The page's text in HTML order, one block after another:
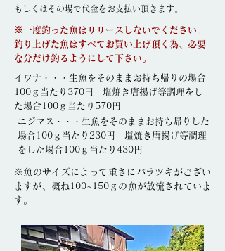
もしくはその場で代金をお支払い頂きます。
※一度釣った魚はリリースしないでください。
釣り上げた魚はすべてお買い上げ頂く為、必要
な分だけ釣るようにして下さい。
イワナ・・・生魚をそのままお持ち帰りの場合
100ｇ当たり370円 塩焼き唐揚げ等調理をし
た場合100ｇ当たり570円
ニジマス・・・生魚をそのままお持ち帰りした
場合100ｇ当たり230円 塩焼き唐揚げ等調理
をした場合100ｇ当たり430円
※魚のサイズによって重さにバラツキがござい
ますが、概ね100~150ｇの魚が放流されていま
す。